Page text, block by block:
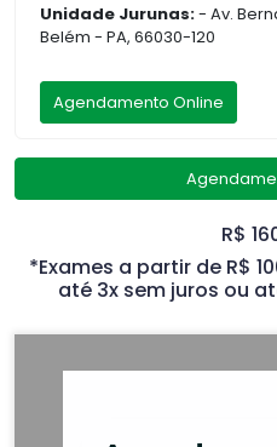
Unidade Jurunas:- Av.
Belém - PA, 66030-120
Agendamento Online
R$
*Exames a partir de R$
até 3x sem juros ou